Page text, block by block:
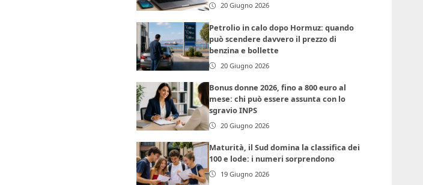
20 Giugno 2026
Petrolio in calo dopo Hormuz: quando
può scendere davvero il prezzo di
benzina e bollette
20 Giugno 2026
Bonus donne 2026, fino a 800 euro al
mese: chi può essere assunta con lo
sgravio INPS
20 Giugno 2026
Maturità, il Sud domina la classifica dei
100 e lode: i numeri sorprendono
19 Giugno 2026